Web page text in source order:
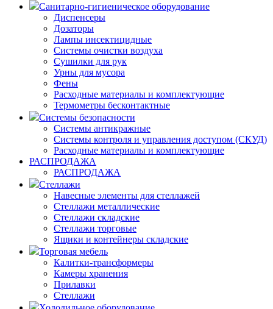
Санитарно-гигиеническое оборудование
Диспенсеры
Дозаторы
Лампы инсектицидные
Системы очистки воздуха
Сушилки для рук
Урны для мусора
Фены
Расходные материалы и комплектующие
Термометры бесконтактные
Системы безопасности
Системы антикражные
Системы контроля и управления доступом (СКУД)
Расходные материалы и комплектующие
РАСПРОДАЖА
РАСПРОДАЖА
Стеллажи
Навесные элементы для стеллажей
Стеллажи металлические
Стеллажи складские
Стеллажи торговые
Ящики и контейнеры складские
Торговая мебель
Калитки-трансформеры
Камеры хранения
Прилавки
Стеллажи